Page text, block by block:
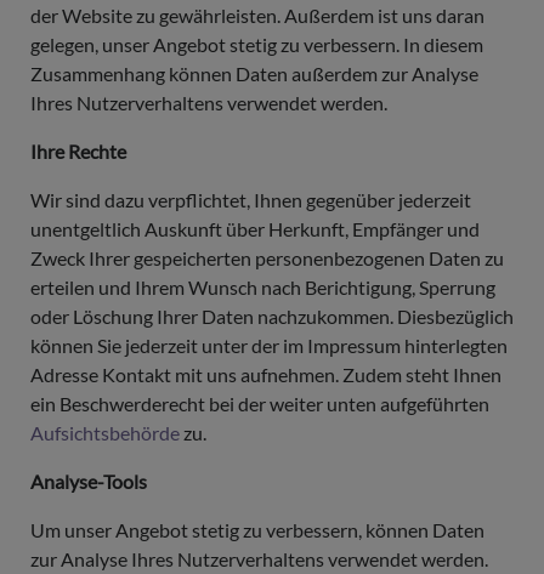
der Website zu gewährleisten. Außerdem ist uns daran
gelegen, unser Angebot stetig zu verbessern. In diesem
Zusammenhang können Daten außerdem zur Analyse
Ihres Nutzerverhaltens verwendet werden.
Ihre Rechte
Wir sind dazu verpflichtet, Ihnen gegenüber jederzeit
unentgeltlich Auskunft über Herkunft, Empfänger und
Zweck Ihrer gespeicherten personenbezogenen Daten zu
erteilen und Ihrem Wunsch nach Berichtigung, Sperrung
oder Löschung Ihrer Daten nachzukommen. Diesbezüglich
können Sie jederzeit unter der im Impressum hinterlegten
Adresse Kontakt mit uns aufnehmen. Zudem steht Ihnen
ein Beschwerderecht bei der weiter unten aufgeführten
Aufsichtsbehörde zu.
Analyse-Tools
Um unser Angebot stetig zu verbessern, können Daten
zur Analyse Ihres Nutzerverhaltens verwendet werden.